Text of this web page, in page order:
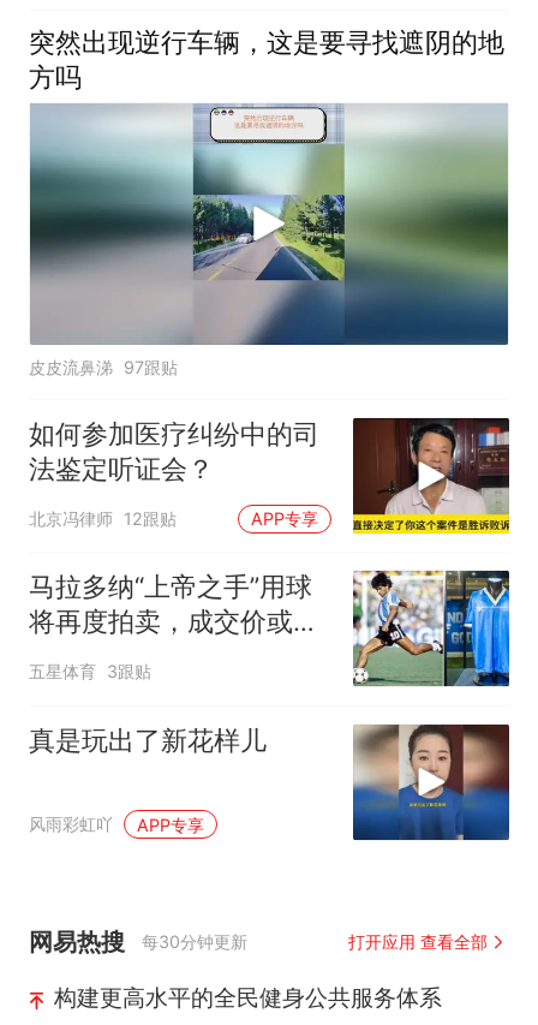
突然出现逆行车辆，这是要寻找遮阴的地
方吗
皮皮流鼻涕 97跟贴
如何参加医疗纠纷中的司
法鉴定听证会？
北京冯律师 12跟贴 APP专享
马拉多纳“上帝之手”用球
将再度拍卖，成交价或达
千万美元！
五星体育 3跟贴
真是玩出了新花样儿
风雨彩虹吖 APP专享
网易热搜 每30分钟更新 打开应用 查看全部
构建更高水平的全民健身公共服务体系